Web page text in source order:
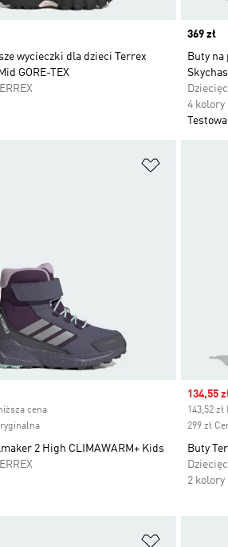
wycieczki dla dzieci Terrex
GORE-TEX
Price
369 zł
Buty na
4 kolory
cena
2 High CLIMAWARM+ Kids
Sale
134,55
143,52
299 zł
Buty
2 kolory